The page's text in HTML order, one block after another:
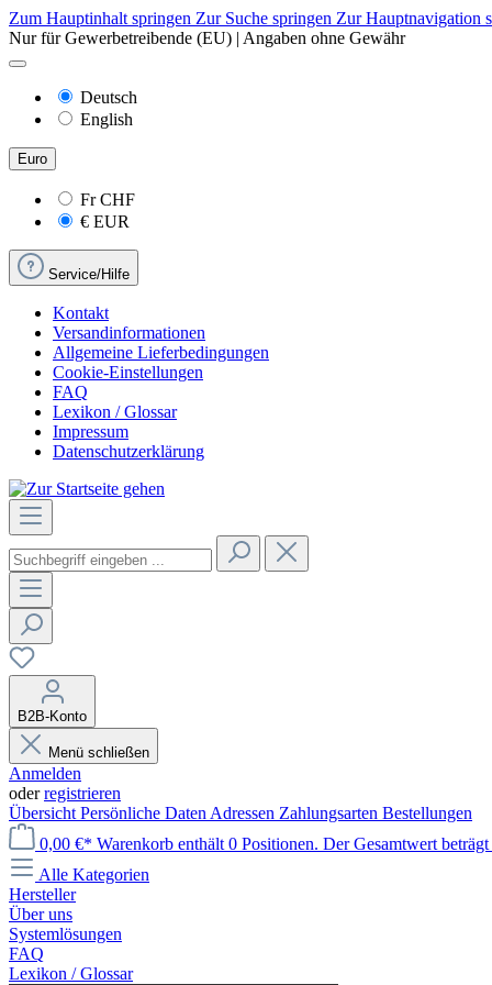
Zum Hauptinhalt springen Zur Suche springen Zur Hauptnavigation
Nur für Gewerbetreibende (EU) | Angaben ohne Gewähr
Deutsch
English
Euro
FrCHF
€ EUR
Service/Hilfe
Kontakt
Versandinformationen
Allgemeine Lieferbedingungen
Cookie-Einstellungen
FAQ
Lexikon / Glossar
Impressum
Datenschutzerklärung
B2B-Konto
Menü schließen
Anmelden
oderregistrieren
Übersicht Persönliche Daten Adressen Zahlungsarten Bestellungen
0,00 €* Warenkorb enthält 0 Positionen. Der Gesamtwert
Alle Kategorien
Hersteller
Über uns
Systemlösungen
FAQ
Lexikon / Glossar